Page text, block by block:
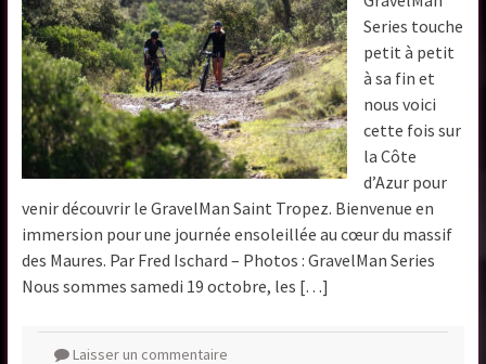
Series touche
petit à petit
à sa fin et
nous voici
cette fois sur
la Côte
d’Azur pour
venir découvrir le GravelMan Saint Tropez. Bienvenue en
immersion pour une journée ensoleillée au cœur du massif
des Maures. Par Fred Ischard – Photos : GravelMan Series
Nous sommes samedi 19 octobre, les […]
Laisser un commentaire